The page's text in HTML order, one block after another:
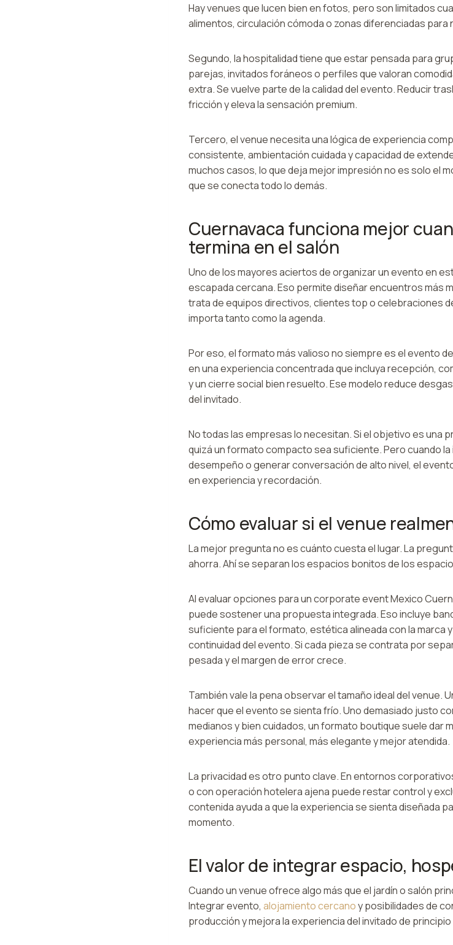
Hay venues que lucen bien en fotos, pero son limitados
alimentos, circulación cómoda o zonas diferenciadas para
Segundo, la hospitalidad tiene que estar pensada para
parejas, invitados foráneos o perfiles que valoran
extra. Se vuelve parte de la calidad del evento. Reducir
fricción y eleva la sensación premium.
Tercero, el venue necesita una lógica de experiencia
consistente, ambientación cuidada y capacidad de
muchos casos, lo que deja mejor impresión no es solo el
que se conecta todo lo demás.
Cuernavaca funciona mejor
termina en el salón
Uno de los mayores aciertos de organizar un evento en
escapada cercana. Eso permite diseñar encuentros más
trata de equipos directivos, clientes top o celebraciones
importa tanto como la agenda.
Por eso, el formato más valioso no siempre es el evento
en una experiencia concentrada que incluya recepción,
y un cierre social bien resuelto. Ese modelo reduce
del invitado.
No todas las empresas lo necesitan. Si el objetivo es una
quizá un formato compacto sea suficiente. Pero cuando
desempeño o generar conversación de alto nivel, el
en experiencia y recordación.
Cómo evaluar si el venue
La mejor pregunta no es cuánto cuesta el lugar. La
ahorra. Ahí se separan los espacios bonitos de los
Al evaluar opciones para un corporate event Mexico
puede sostener una propuesta integrada. Eso incluye
suficiente para el formato, estética alineada con la marca
continuidad del evento. Si cada pieza se contrata por
pesada y el margen de error crece.
También vale la pena observar el tamaño ideal del venue.
hacer que el evento se sienta frío. Uno demasiado justo
medianos y bien cuidados, un formato boutique suele dar
experiencia más personal, más elegante y mejor atendida.
La privacidad es otro punto clave. En entornos
o con operación hotelera ajena puede restar control y
contenida ayuda a que la experiencia se sienta diseñada
momento.
El valor de integrar espacio,
Cuando un venue ofrece algo más que el jardín o salón
Integrar evento, alojamiento cercanoy posibilidades de
producción y mejora la experiencia del invitado de principio